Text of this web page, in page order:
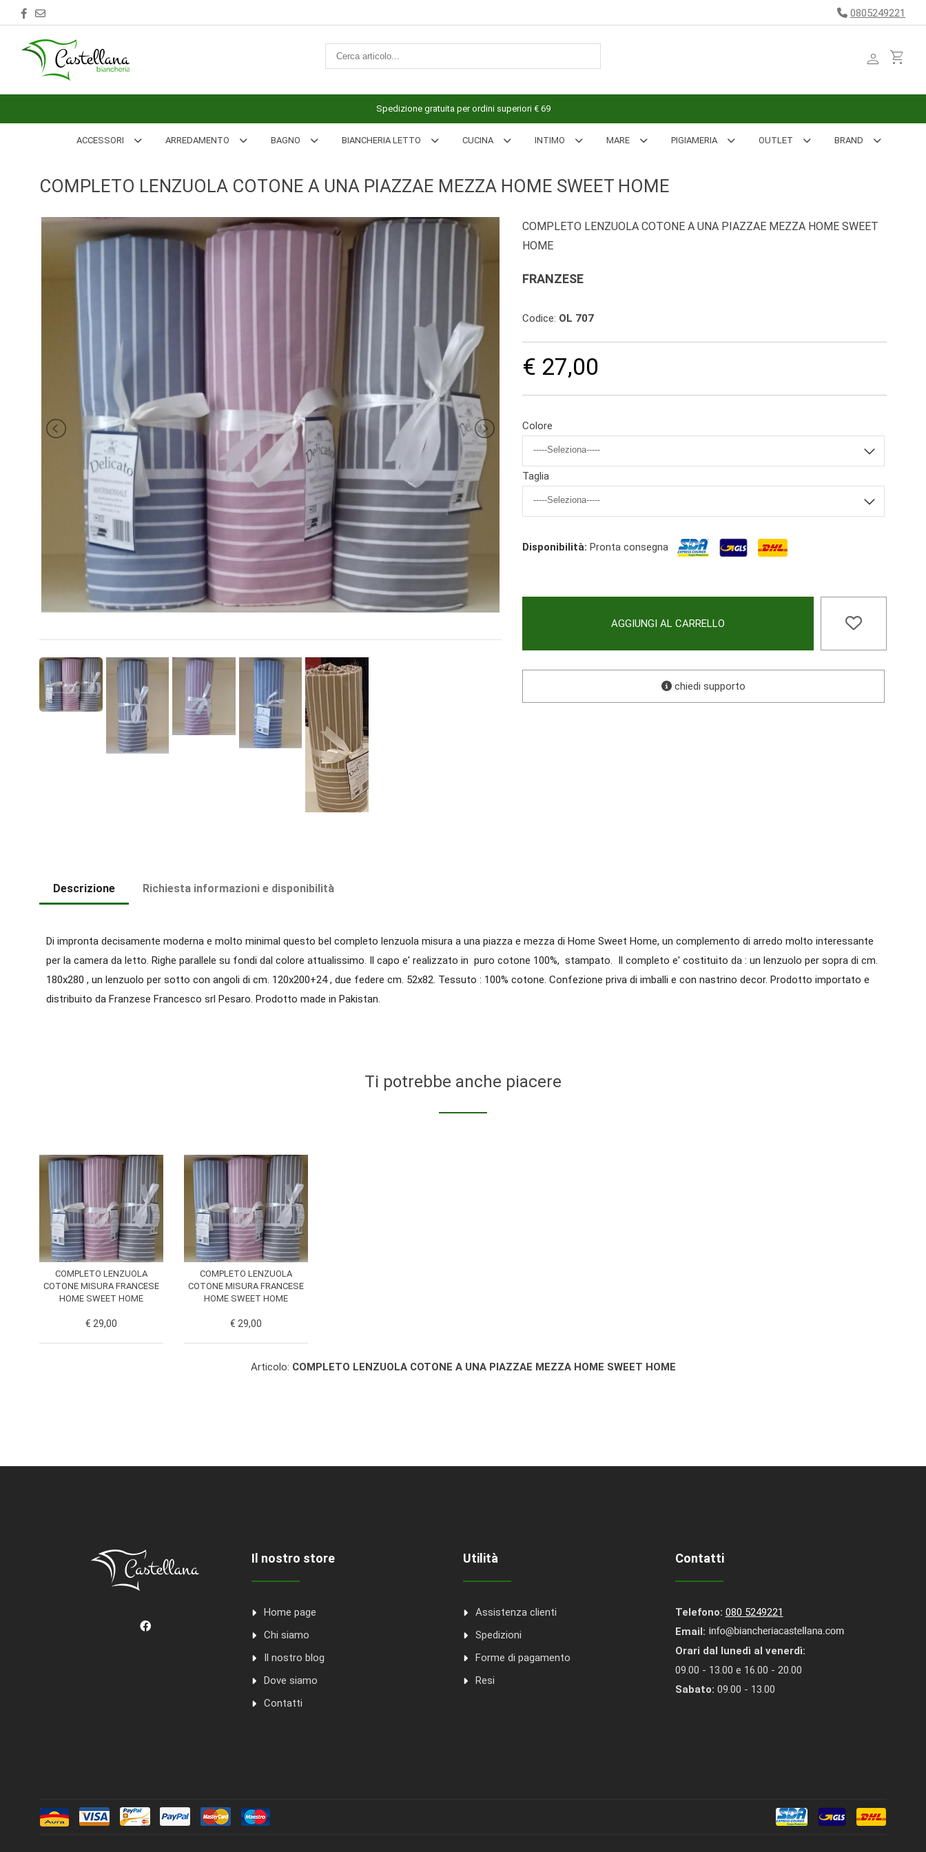
ACCESSORI
CUCINA
INTIMO
0805249221
person shopping_cart
Spedizione gratuita per ordini superiori € 69
ACCESSORI ARREDAMENTO BAGNO BIANCHERIA LETTO CUCINA INTIMO MARE PIGIAMERIA OUTLET BRAND
COMPLETO LENZUOLA COTONE A UNA PIAZZAE MEZZA HOME SWEET HOME
COMPLETO LENZUOLA COTONE A UNA PIAZZAE MEZZA HOME SWEET
HOME
FRANZESE
Codice: OL 707
€ 27,00
Colore
Taglia
Disponibilità: Pronta consegna
AGGIUNGI AL CARRELLO
chiedi supporto
Descrizione Richiesta informazioni e disponibilità
Di impronta decisamente moderna e molto minimal questo bel completo lenzuola misura a una piazza e mezza di Home Sweet Home, un complemento di arredo molto interessante
per la camera da letto. Righe parallele su fondi dal colore attualissimo. Il capo e' realizzato in puro cotone 100%, stampato. Il completo e' costituito da : un lenzuolo per sopra di cm.
180x280 , un lenzuolo per sotto con angoli di cm. 120x200+24 , due federe cm. 52x82. Tessuto : 100% cotone. Confezione priva di imballi e con nastrino decor. Prodotto importato e
distribuito da Franzese Francesco srl Pesaro. Prodotto made in Pakistan.
Ti potrebbe anche piacere
COMPLETO LENZUOLA
COTONE MISURA FRANCESE
HOME SWEET HOME
€ 29,00
COMPLETO LENZUOLA
COTONE MISURA FRANCESE
HOME SWEET HOME
€ 29,00
Articolo: COMPLETO LENZUOLA COTONE A UNA PIAZZAE MEZZA HOME SWEET HOME
Il nostro store
Home page
Chi siamo
Il nostro blog
Dove siamo
Contatti
Utilità
Assistenza clienti
Spedizioni
Forme di pagamento
Resi
Contatti
Telefono: 080 5249221
Email:
Orari dal lunedì al venerdì:
09.00 - 13.00 e 16.00 - 20.00
Sabato: 09.00 - 13.00